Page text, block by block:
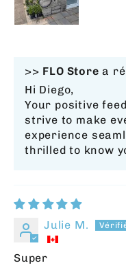
>> FLO Store a
Hi Diego,
Your positive
strive to make
experience
thrilled to know
Julie M.
Super